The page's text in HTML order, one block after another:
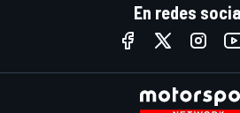
En redes